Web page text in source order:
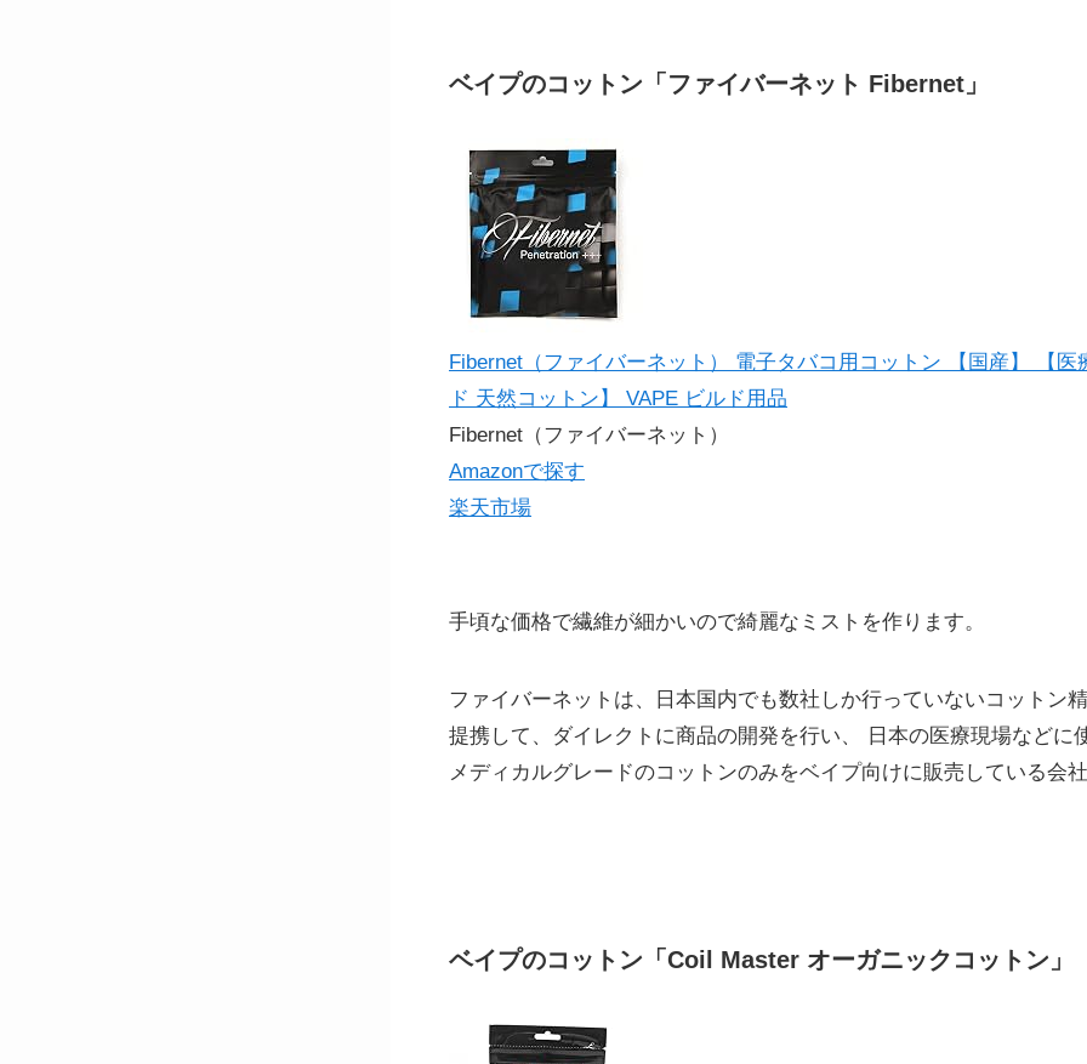
ベイプのコットン「ファイバーネット Fibernet」
Fibernet（ファイバーネット） 電子タバコ用コットン 【国産】 【医
ド 天然コットン】 VAPE ビルド用品
Fibernet（ファイバーネット）
Amazonで探す
楽天市場
手頃な価格で繊維が細かいので綺麗なミストを作ります。
ファイバーネットは、日本国内でも数社しか行っていないコットン
提携して、ダイレクトに商品の開発を行い、 日本の医療現場などに
メディカルグレードのコットンのみをベイプ向けに販売している会社
ベイプのコットン「Coil Master オーガニックコットン」